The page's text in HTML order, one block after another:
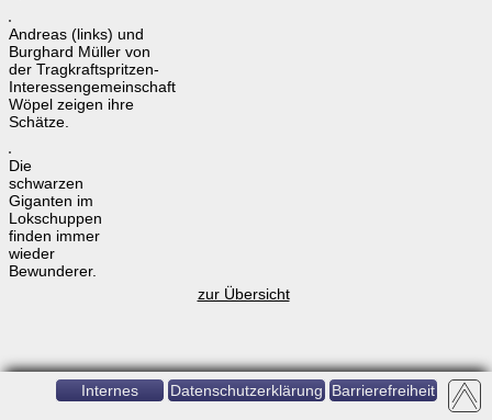
Andreas (links) und
Burghard Müller von
der Tragkraftspritzen-
Interessengemeinschaft
Wöpel zeigen ihre
Schätze.
Die
schwarzen
Giganten im
Lokschuppen
finden immer
wieder
Bewunderer.
zur Übersicht
Internes Datenschutzerklärung Barrierefreiheit